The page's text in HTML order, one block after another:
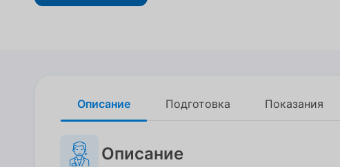
Описание
Описание Подготовка
Подготовка Показания
Показания
Описание